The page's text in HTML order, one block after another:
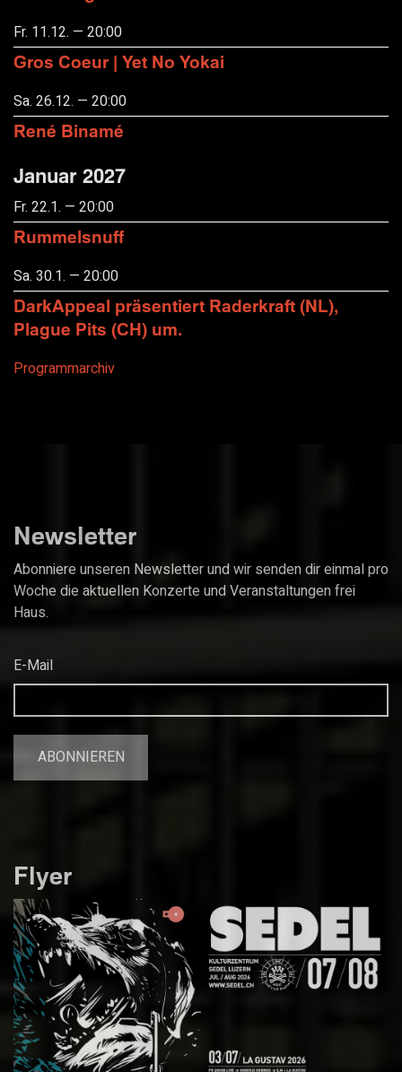
Fr. 11.12. — 20:00
Gros Coeur | Yet No Yokai
Sa. 26.12. — 20:00
René Binamé
Januar 2027
Fr. 22.1. — 20:00
Rummelsnuff
Sa. 30.1. — 20:00
DarkAppeal präsentiert Raderkraft (NL),
Plague Pits (CH) um.
Programmarchiv
Newsletter
Abonniere unseren Newsletter und wir senden dir einmal pro
Woche die aktuellen Konzerte und Veranstaltungen frei
Haus.
E-Mail
Flyer